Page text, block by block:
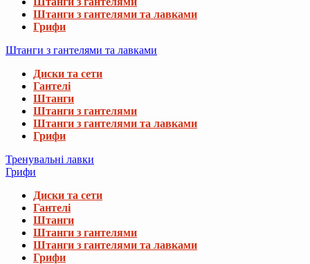
Штанги з гантелями та лавками
Грифи
Штанги з гантелями та лавками
Диски та сети
Гантелі
Штанги
Штанги з гантелями
Штанги з гантелями та лавками
Грифи
Тренувальні лавки
Грифи
Диски та сети
Гантелі
Штанги
Штанги з гантелями
Штанги з гантелями та лавками
Грифи